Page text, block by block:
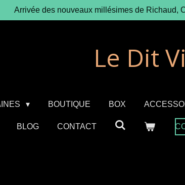
Arrivée des nouveaux millésimes de Richaud,
Le Dit
BOUTIQUE BOX
BLOG CONTACT